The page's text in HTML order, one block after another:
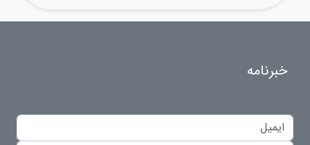
خبرنامه